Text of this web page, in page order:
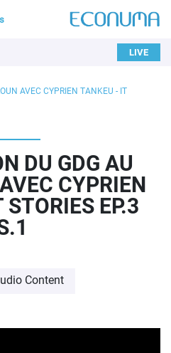
LIVE
AVEC CYPRIEN TANKEU - IT
DU GDG AU
CYPRIEN
EP.3
Content